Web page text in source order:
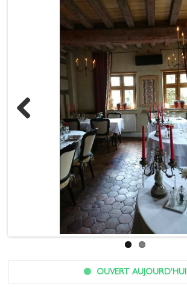
OUVERT AUJOURD'HUI